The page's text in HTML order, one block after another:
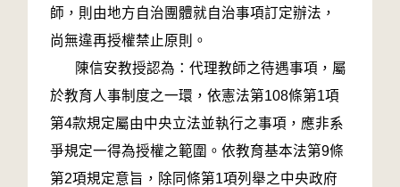
師，則由地方自治團體就自治事項訂定辦法，
尚無違再授權禁止原則。
陳信安教授認為：代理教師之待遇事項，屬
於教育人事制度之一環，依憲法第108條第1項
第4款規定屬由中央立法並執行之事項，應非系
爭規定一得為授權之範圍。依教育基本法第9條
第2項規定意旨，除同條第1項列舉之中央政府